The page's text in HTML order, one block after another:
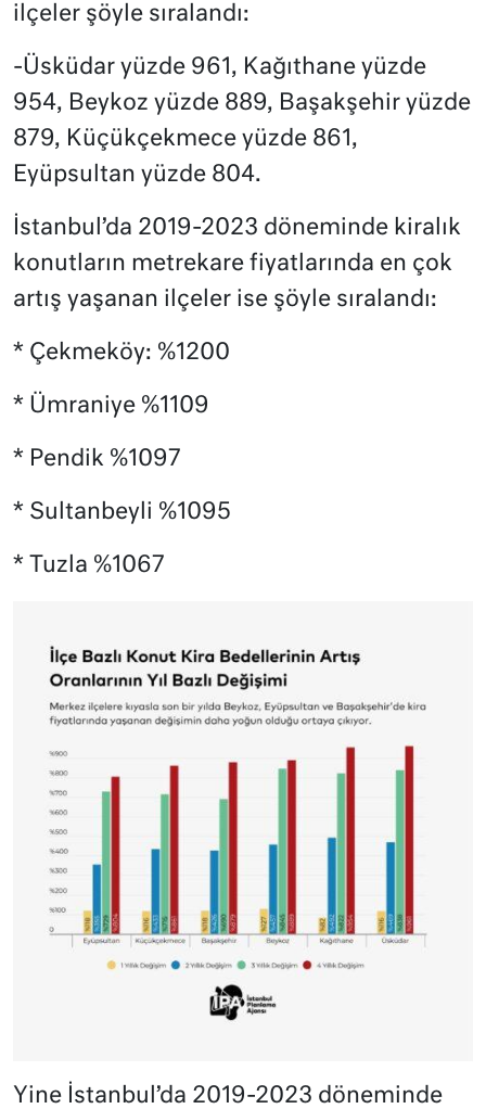
ilçeler şöyle sıralandı:
-Üsküdar yüzde 961, Kağıthane yüzde
954, Beykoz yüzde 889, Başakşehir yüzde
879, Küçükçekmece yüzde 861,
Eyüpsultan yüzde 804.
İstanbul’da 2019-2023 döneminde kiralık
konutların metrekare fiyatlarında en çok
artış yaşanan ilçeler ise şöyle sıralandı:
* Çekmeköy: %1200
* Ümraniye %1109
* Pendik %1097
* Sultanbeyli %1095
* Tuzla %1067
Yine İstanbul’da 2019-2023 döneminde